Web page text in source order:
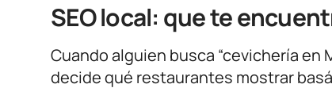
SEO local: que te
Cuando alguien busca “cevichería en
decide qué restaurantes mostrar